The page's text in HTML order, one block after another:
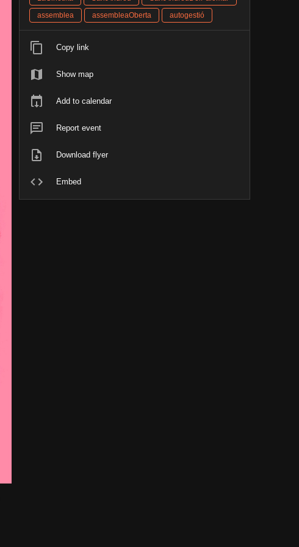
assemblea
assembleaOberta autogestió
Copy link
Show map
Add to calendar
Report event
Download flyer
Embed